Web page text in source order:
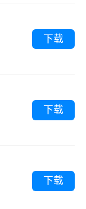
下载
下载
下载